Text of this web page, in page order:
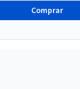
Comprar